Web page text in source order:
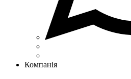
Компанія